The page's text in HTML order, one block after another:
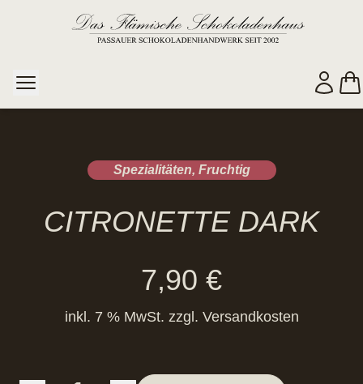
Spezialitäten, Fruchtig
CITRONETTE DARK
7,90 €
inkl. 7 % MwSt. zzgl. Versandkosten